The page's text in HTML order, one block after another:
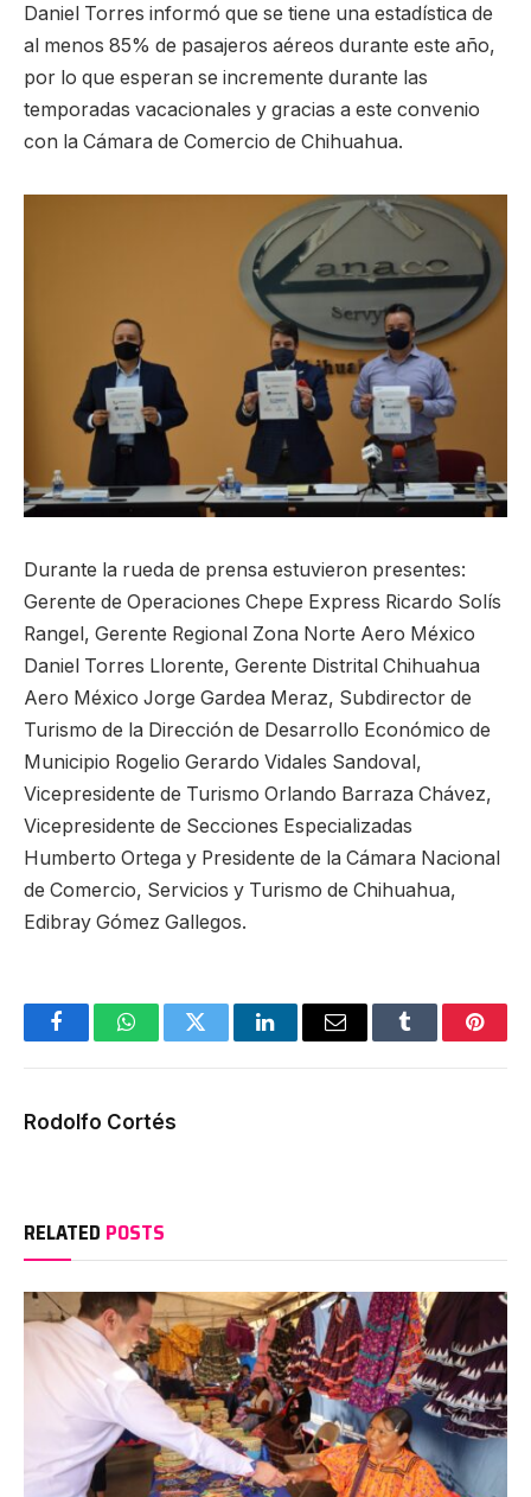
Daniel Torres informó que se tiene una estadística de
al menos 85% de pasajeros aéreos durante este año,
por lo que esperan se incremente durante las
temporadas vacacionales y gracias a este convenio
con la Cámara de Comercio de Chihuahua.
Durante la rueda de prensa estuvieron presentes:
Gerente de Operaciones Chepe Express Ricardo Solís
Rangel, Gerente Regional Zona Norte Aero México
Daniel Torres Llorente, Gerente Distrital Chihuahua
Aero México Jorge Gardea Meraz, Subdirector de
Turismo de la Dirección de Desarrollo Económico de
Municipio Rogelio Gerardo Vidales Sandoval,
Vicepresidente de Turismo Orlando Barraza Chávez,
Vicepresidente de Secciones Especializadas
Humberto Ortega y Presidente de la Cámara Nacional
de Comercio, Servicios y Turismo de Chihuahua,
Edibray Gómez Gallegos.
FacebookWhatsAppTwitter LinkedInEmail Tumblr
Rodolfo Cortés
RELATED POSTS